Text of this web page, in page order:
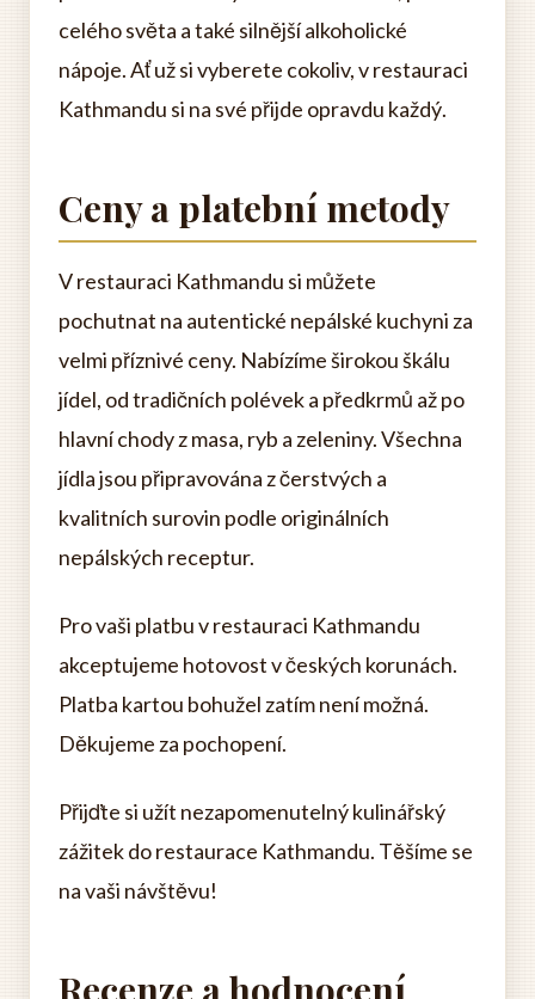
celého světa a také silnější alkoholické
nápoje. Ať už si vyberete cokoliv, v restauraci
Kathmandu si na své přijde opravdu každý.
Ceny a platební metody
V restauraci Kathmandu si můžete
pochutnat na autentické nepálské kuchyni za
velmi příznivé ceny. Nabízíme širokou škálu
jídel, od tradičních polévek a předkrmů až po
hlavní chody z masa, ryb a zeleniny. Všechna
jídla jsou připravována z čerstvých a
kvalitních surovin podle originálních
nepálských receptur.
Pro vaši platbu v restauraci Kathmandu
akceptujeme hotovost v českých korunách.
Platba kartou bohužel zatím není možná.
Děkujeme za pochopení.
Přijďte si užít nezapomenutelný kulinářský
zážitek do restaurace Kathmandu. Těšíme se
na vaši návštěvu!